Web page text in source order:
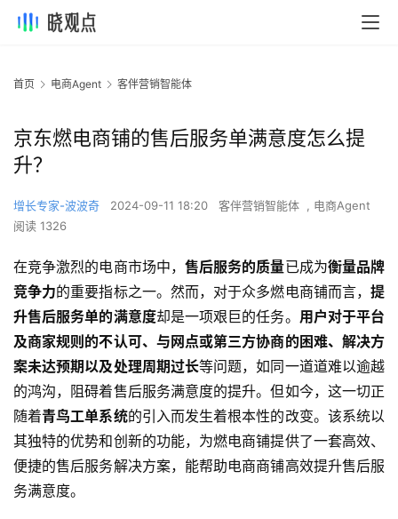
首页 电商Agent 客伴营销智能体
京东燃电商铺的售后服务单满意度怎么提
升？
增长专家-波波奇 2024-09-11 18:20 客伴营销智能体 , 电商Agent
阅读 1326
在竞争激烈的电商市场中， 售后服务的质量已成为衡量品牌
竞争力的重要指标之一。然而，对于众多燃电商铺而言，提
升售后服务单的满意度却是一项艰巨的任务。 用户对于平台
及商家规则的不认可、与网点或第三方协商的困难、解决方
案未达预期以及处理周期过长等问题，如同一道道难以逾越
的鸿沟，阻碍着售后服务满意度的提升。但如今，这一切正
随着青鸟工单系统的引入而发生着根本性的改变。该系统以
其独特的优势和创新的功能，为燃电商铺提供了一套高效、
便捷的售后服务解决方案，能帮助电商商铺高效提升售后服
务满意度。